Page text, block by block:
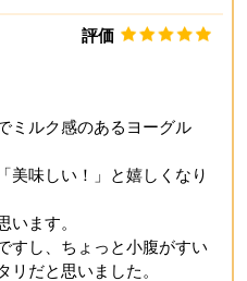
評価
ミルク感のあるヨーグル
美味しい！」と嬉しくなり
います。
すし、ちょっと小腹がすい
リだと思いました。